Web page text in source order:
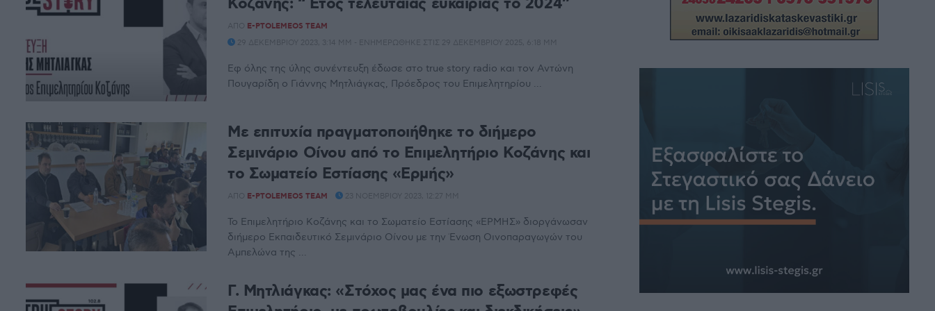
ΑΠΌ E-PTOLEMEOS TEAM
29 ΔΕΚΕΜΒΡΊΟΥ 2023, 3:14 ΜΜ - ΕΝΗΜΕΡΏΘΗΚΕ ΣΤΙΣ 29 ΔΕΚΕΜΒΡΊΟΥ 2025, 6:18 ΜΜ
Εφ όλης της ύλης συνέντευξη έδωσε στο true story radio και τον Αντώνη
Πουγαρίδη ο Γιάννης Μητλιάγκας, Πρόεδρος του Επιμελητηρίου ...
Με επιτυχία πραγματοποιήθηκε το διήμερο
Σεμινάριο Οίνου από το Επιμελητήριο Κοζάνης και
το Σωματείο Εστίασης «Ερμής»
ΑΠΌ E-PTOLEMEOS TEAM 23 ΝΟΕΜΒΡΊΟΥ 2023, 12:27 ΜΜ
Το Επιμελητήριο Κοζάνης και το Σωματείο Εστίασης «ΕΡΜΗΣ» διοργάνωσαν
διήμερο Εκπαιδευτικό Σεμινάριο Οίνου με την Ένωση Oινοπαραγωγών του
Αμπελώνα της ...
Γ. Μητλιάγκας: «Στόχος μας ένα πιο εξωστρεφές